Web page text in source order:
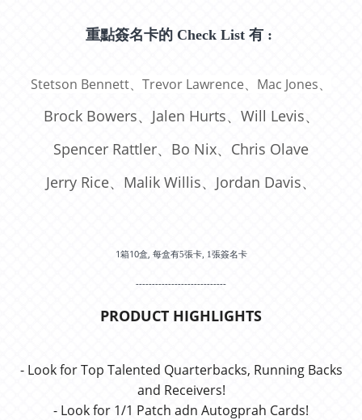
重點簽名卡的 Check List 有 :
Stetson Bennett、Trevor Lawrence、Mac Jones、
Brock Bowers、Jalen Hurts、Will Levis、
Spencer Rattler、Bo Nix、Chris Olave
Jerry Rice、Malik Willis、Jordan Davis、
1箱10盒, 每盒有5張卡, 1張簽名卡
----------------------------
PRODUCT HIGHLIGHTS
- Look for Top Talented Quarterbacks, Running Backs
and Receivers!
- Look for 1/1 Patch adn Autogprah Cards!